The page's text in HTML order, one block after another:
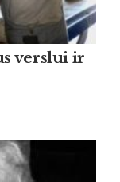
verslui ir